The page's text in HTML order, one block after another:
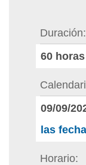
Duración
60 horas
09/09/
las
Horario